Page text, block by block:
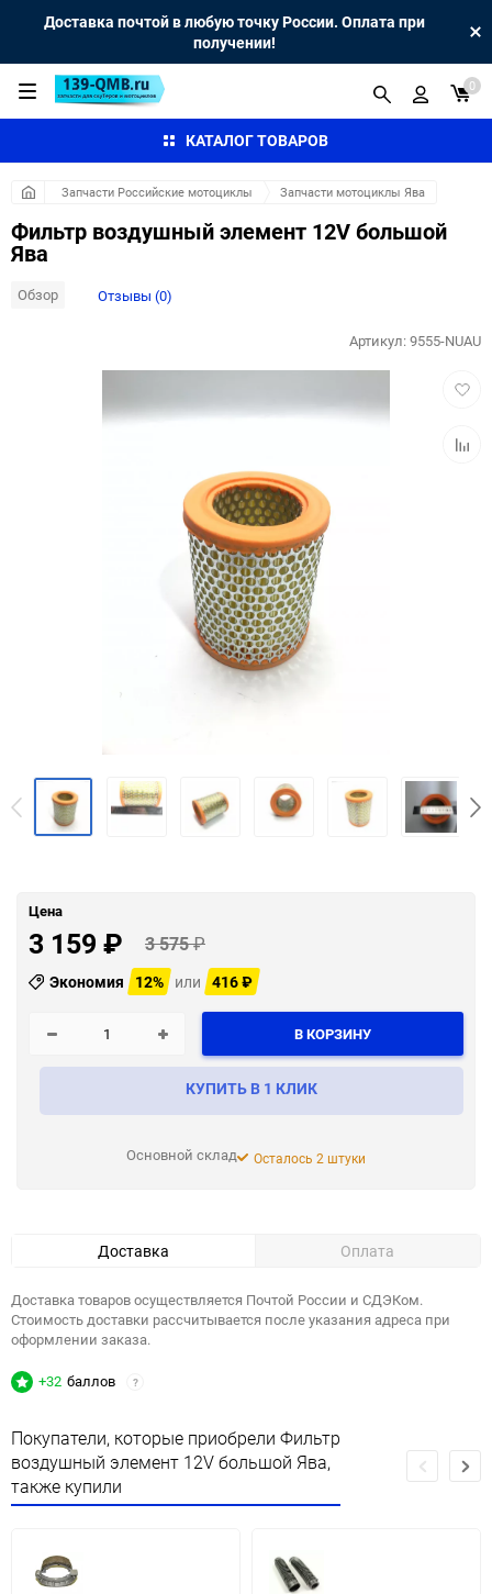
Доставка почтой в любую точку России. Оплата при
получении!
КАТАЛОГ ТОВАРОВ
0
Запчасти Российские мотоциклы Запчасти мотоциклы Ява
Фильтр воздушный элемент 12V большой
Ява
Обзор Отзывы (0)
Артикул:9555-NUAU
Цена
3 159 ₽ 3 575₽
Экономия 12% или 416₽
В КОРЗИНУ
КУПИТЬ В 1 КЛИК
Основной склад Осталось 2 штуки
Доставка Оплата
Доставка товаров осуществляется Почтой России и СДЭКом.
Стоимость доставки рассчитывается после указания адреса при
оформлении заказа.
+32 баллов ?
Покупатели, которые приобрели Фильтр
воздушный элемент 12V большой Ява,
также купили